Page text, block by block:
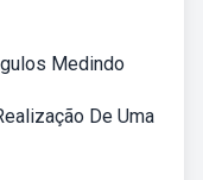
Medindo
De Uma